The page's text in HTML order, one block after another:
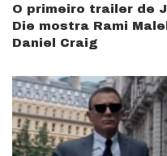
O primeiro trailer de
Die mostra Rami
Daniel Craig